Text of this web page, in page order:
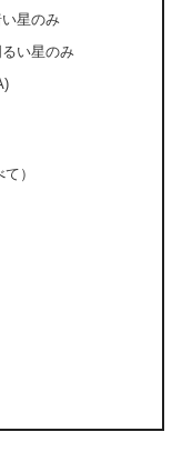
星のみ
い星のみ
）